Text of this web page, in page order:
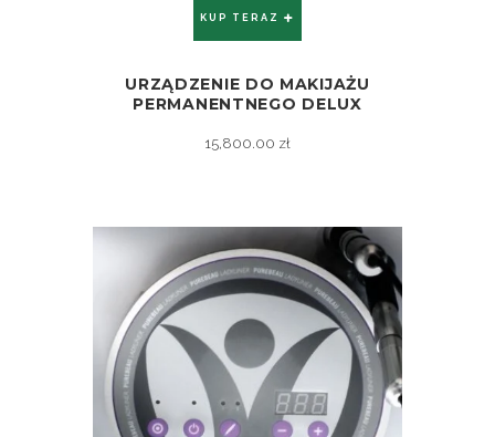
ZOBACZ
KUP TERAZ
URZĄDZENIE DO MAKIJAŻU
PERMANENTNEGO DELUX
15,800.00 zł